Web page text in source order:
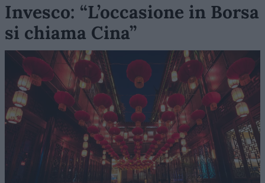
Invesco: “L’occasione in Borsa
si chiama Cina”